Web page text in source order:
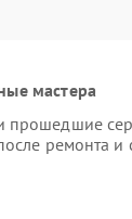
мастера
прошедшие
ремонта и